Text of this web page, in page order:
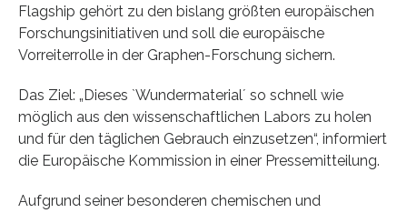
Flagship gehört zu den bislang größten europäischen
Forschungsinitiativen und soll die europäische
Vorreiterrolle in der Graphen-Forschung sichern.
Das Ziel: „Dieses `Wundermaterial´ so schnell wie
möglich aus den wissenschaftlichen Labors zu holen
und für den täglichen Gebrauch einzusetzen“, informiert
die Europäische Kommission in einer Pressemitteilung.
Aufgrund seiner besonderen chemischen und